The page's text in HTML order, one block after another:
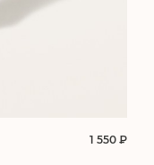
1 550 ₽